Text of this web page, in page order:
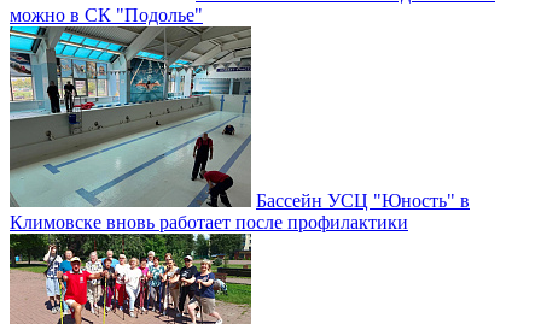
можно в СК "Подолье"
Бассейн УСЦ "Юность" в
Климовске вновь работает после профилактики